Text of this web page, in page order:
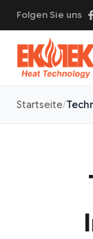
Folgen Sie uns
Startseite